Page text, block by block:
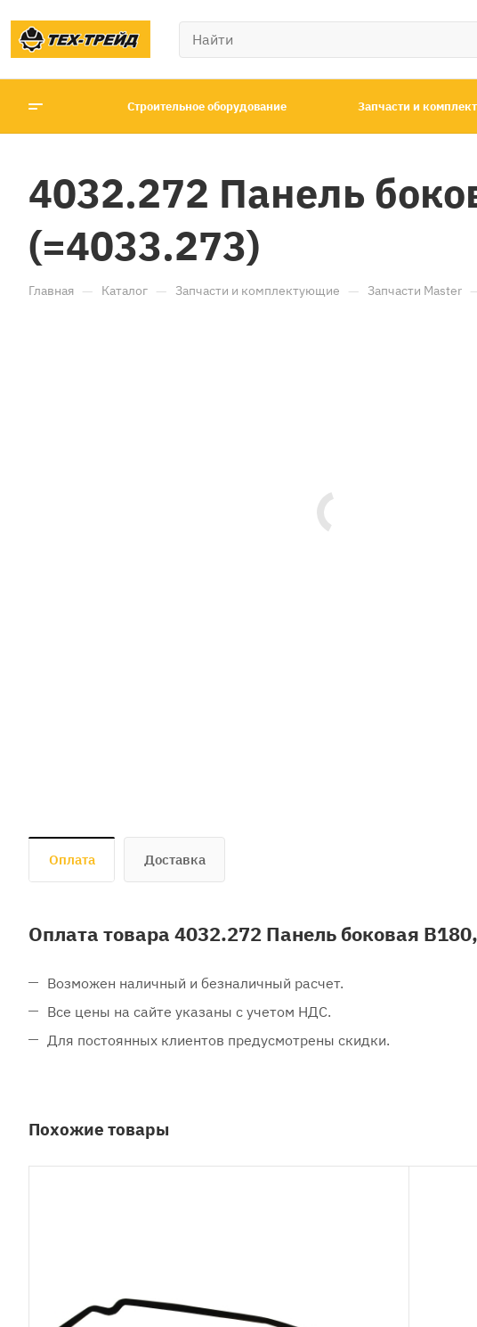
Строительное оборудование Запчасти и
4032.272 Панель
(=4033.273)
Главная — Каталог — Запчасти и комплектующие — Запчасти Master
Оплата Доставка
Оплата товара 4032.272 Панель боковая
Возможен наличный и безналичный расчет.
Все цены на сайте указаны с учетом НДС.
Для постоянных клиентов предусмотрены скидки.
Похожие товары